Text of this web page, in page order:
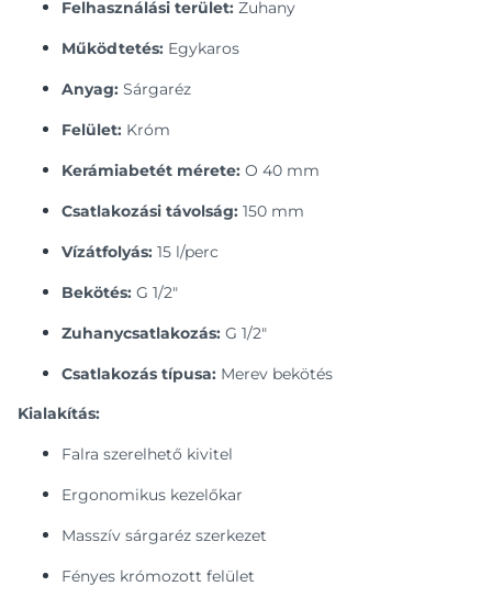
Felhasználási terület: Zuhany
Működtetés: Egykaros
Anyag: Sárgaréz
Felület: Króm
Kerámiabetét mérete: O 40 mm
Csatlakozási távolság: 150 mm
Vízátfolyás: 15 l/perc
Bekötés: G 1/2"
Zuhanycsatlakozás: G 1/2"
Csatlakozás típusa: Merev bekötés
Kialakítás:
Falra szerelhető kivitel
Ergonomikus kezelőkar
Masszív sárgaréz szerkezet
Fényes krómozott felület